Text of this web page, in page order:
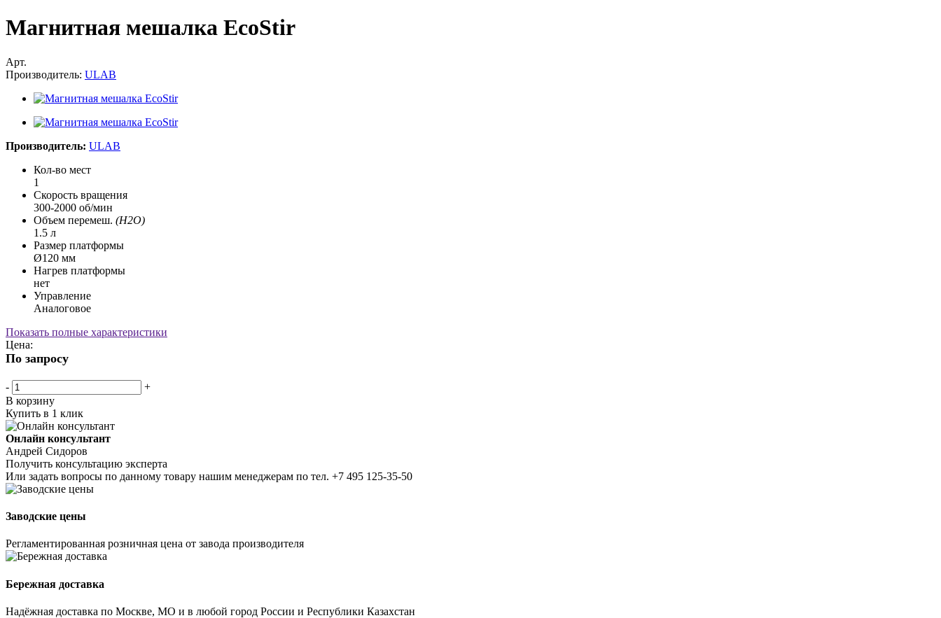
Магнитная мешалка EcoStir
Арт.
Производитель: ULAB
Производитель: ULAB
Кол-во мест
1
Скорость вращения
300-2000 об/мин
Объем перемеш. (H2O)
1.5 л
Размер платформы
Ø120 мм
Нагрев платформы
нет
Управление
Аналоговое
Показать полные характеристики
Цена:
По запросу
-
+
В корзину
Купить в 1 клик
Онлайн консультант
Андрей Сидоров
Получить консультацию эксперта
Или задать вопросы по данному товару нашим менеджерам по тел. +7 495 125-35-50
Заводские цены
Регламентированная розничная цена от завода производителя
Бережная доставка
Надёжная доставка по Москве, МО и в любой город России и Республики Казахстан